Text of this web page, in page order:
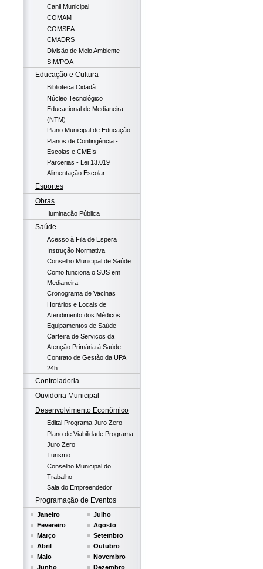
Canil Municipal
COMAM
COMSEA
CMADRS
Divisão de Meio Ambiente
SIM/POA
Educação e Cultura
Biblioteca Cidadã
Núcleo Tecnológico
Educacional de Medianeira
(NTM)
Plano Municipal de Educação
Planos de Contingência -
Escolas e CMEIs
Parcerias - Lei 13.019
Alimentação Escolar
Esportes
Obras
Iluminação Pública
Saúde
Acesso à Fila de Espera
Instrução Normativa
Conselho Municipal de Saúde
Como funciona o SUS em
Medianeira
Cronograma de Vacinas
Horários e Locais de
Atendimento dos Médicos
Equipamentos de Saúde
Carteira de Serviços da
Atenção Primária à Saúde
Contrato de Gestão da UPA
24h
Controladoria
Ouvidoria Municipal
Desenvolvimento Econômico
Edital Programa Juro Zero
Plano de Viabilidade Programa
Juro Zero
Turismo
Conselho Municipal do
Trabalho
Sala do Empreendedor
Programação de Eventos
Janeiro
Fevereiro
Março
Abril
Maio
Junho
Julho
Agosto
Setembro
Outubro
Novembro
Dezembro